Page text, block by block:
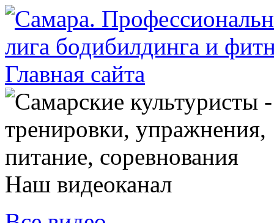
Наш видеоканал